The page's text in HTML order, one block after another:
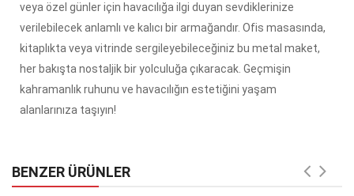
veya özel günler için havacılığa ilgi duyan sevdiklerinize
verilebilecek anlamlı ve kalıcı bir armağandır. Ofis masasında,
kitaplıkta veya vitrinde sergileyebileceğiniz bu metal maket,
her bakışta nostaljik bir yolculuğa çıkaracak. Geçmişin
kahramanlık ruhunu ve havacılığın estetiğini yaşam
alanlarınıza taşıyın!
BENZER ÜRÜNLER